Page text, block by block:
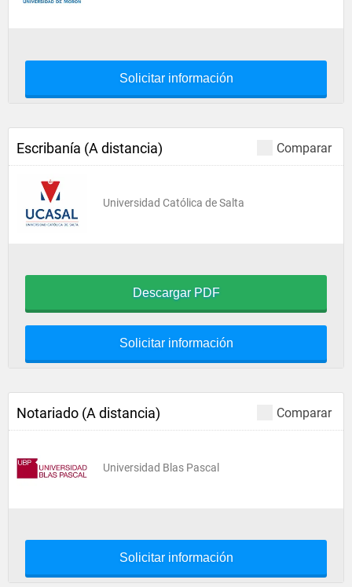
Solicitar información
Comparar
Escribanía (A distancia)
Universidad Católica de Salta
Descargar PDF
Solicitar información
Comparar
Notariado (A distancia)
Universidad Blas Pascal
Solicitar información